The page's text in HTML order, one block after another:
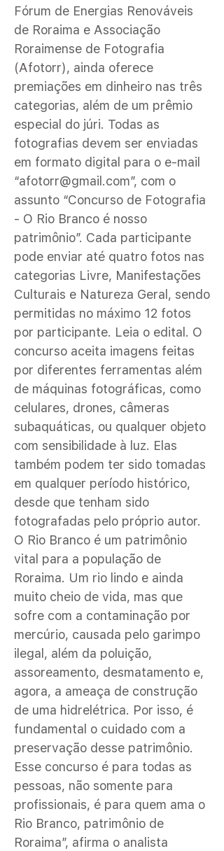
Fórum de Energias Renováveis
de Roraima e Associação
Roraimense de Fotografia
(Afotorr), ainda oferece
premiações em dinheiro nas três
categorias, além de um prêmio
especial do júri. Todas as
fotografias devem ser enviadas
em formato digital para o e-mail
“afotorr@gmail.com”, com o
assunto “Concurso de Fotografia
- O Rio Branco é nosso
patrimônio”. Cada participante
pode enviar até quatro fotos nas
categorias Livre, Manifestações
Culturais e Natureza Geral, sendo
permitidas no máximo 12 fotos
por participante. Leia o edital. O
concurso aceita imagens feitas
por diferentes ferramentas além
de máquinas fotográficas, como
celulares, drones, câmeras
subaquáticas, ou qualquer objeto
com sensibilidade à luz. Elas
também podem ter sido tomadas
em qualquer período histórico,
desde que tenham sido
fotografadas pelo próprio autor.
O Rio Branco é um patrimônio
vital para a população de
Roraima. Um rio lindo e ainda
muito cheio de vida, mas que
sofre com a contaminação por
mercúrio, causada pelo garimpo
ilegal, além da poluição,
assoreamento, desmatamento e,
agora, a ameaça de construção
de uma hidrelétrica. Por isso, é
fundamental o cuidado com a
preservação desse patrimônio.
Esse concurso é para todas as
pessoas, não somente para
profissionais, é para quem ama o
Rio Branco, patrimônio de
Roraima”, afirma o analista